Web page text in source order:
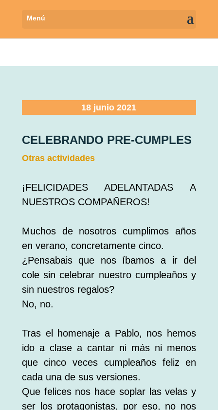
18 junio 2021
CELEBRANDO PRE-CUMPLES
Otras actividades
¡FELICIDADES ADELANTADAS A
NUESTROS COMPAÑEROS!
Muchos de nosotros cumplimos años
en verano, concretamente cinco.
¿Pensabais que nos íbamos a ir del
cole sin celebrar nuestro cumpleaños y
sin nuestros regalos?
No, no.
Tras el homenaje a Pablo, nos hemos
ido a clase a cantar ni más ni menos
que cinco veces cumpleaños feliz en
cada una de sus versiones.
Que felices nos hace soplar las velas y
ser los protagonistas, por eso, no nos